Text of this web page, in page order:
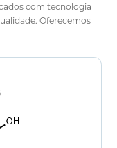
com tecnologia
Oferecemos
medicamentos.